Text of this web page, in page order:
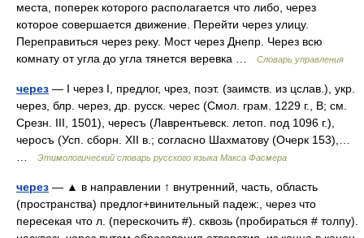
места, поперек которого располагается что либо, через
которое совершается движение. Перейти через улицу.
Переправиться через реку. Мост через Днепр. Через всю
комнату от угла до угла тянется веревка …
Словарь управления
через — I через I, предлог, чрез, поэт. (заимств. из цслав.), укр.
через, блр. через, др. русск. черес (Смол. грам. 1229 г., В; см.
Срезн. III, 1501), чересъ (Лаврентьевск. летоп. под 1096 г.),
черосъ (Усп. сборн. ХII в.; согласно Шахматову (Очерк 153),…
Этимологический словарь русского языка Макса Фасмера
через — ▲ в направлении ↑ внутренний, часть, область
(пространства) предлог+винительный падеж:, через что
пересекая что л. (перескочить #). сквозь (пробираться # толпу).